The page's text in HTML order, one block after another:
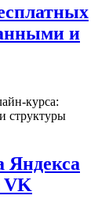
и
курса:
структуры
Яндекса
VK